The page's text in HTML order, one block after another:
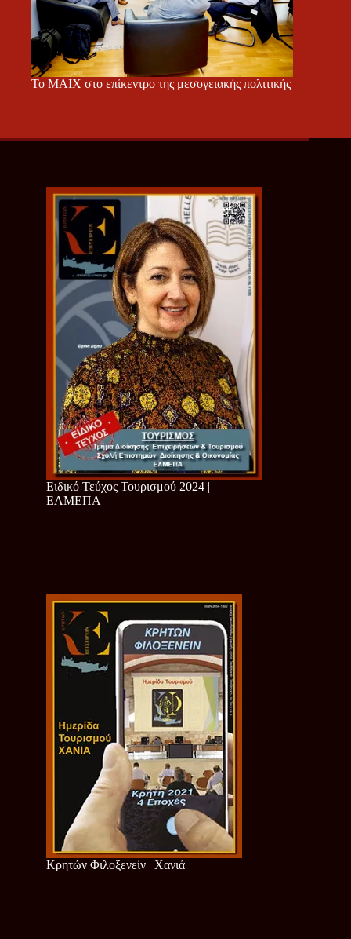
Το ΜΑΙΧ στο επίκεντρο της μεσογειακής πολιτικής
Ειδικό Τεύχος Τουρισμού 2024 |
ΕΛΜΕΠΑ
Κρητών Φιλοξενείν | Χανιά